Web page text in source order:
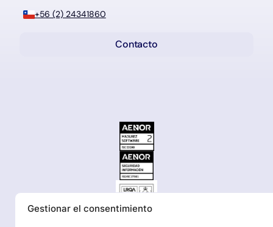
Gestionar el consentimiento
+56 (2) 24341860
Contacto